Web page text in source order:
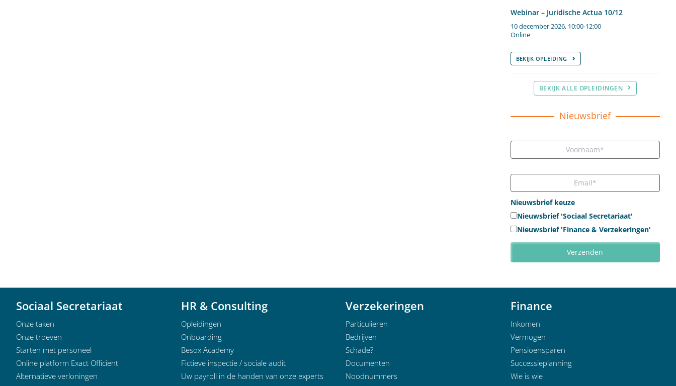
Webinar – Juridische Actua 10/12
10 december 2026, 10:00-12:00
Online
BEKIJK OPLEIDING
BEKIJK ALLE OPLEIDINGEN
Nieuwsbrief
Nieuwsbrief keuze
Nieuwsbrief 'Sociaal Secretariaat'
Nieuwsbrief 'Finance & Verzekeringen'
Sociaal Secretariaat
Onze taken
Onze troeven
Starten met personeel
Online platform Exact Officient
Alternatieve verloningen
HR & Consulting
Opleidingen
Onboarding
Besox Academy
Fictieve inspectie / sociale audit
Uw payroll in de handen van onze experts
Verzekeringen
Particulieren
Bedrijven
Schade?
Documenten
Noodnummers
Finance
Inkomen
Vermogen
Pensioensparen
Successieplanning
Wie is wie